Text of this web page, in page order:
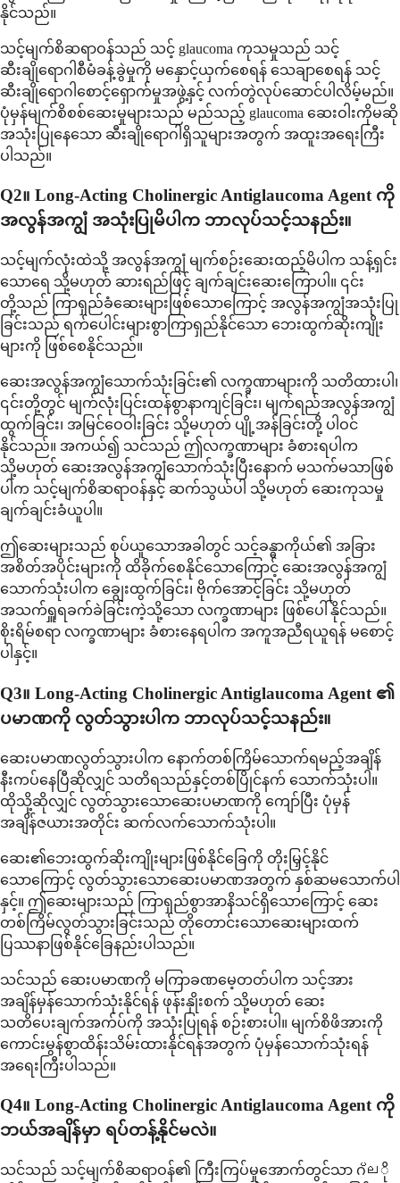
နိုင်သည်။
သင့်မျက်စိဆရာဝန်သည် သင့် glaucoma ကုသမှုသည် သင့်
ဆီးချိုရောဂါစီမံခန့်ခွဲမှုကို မနှောင့်ယှက်စေရန် သေချာစေရန် သင့်
ဆီးချိုရောဂါစောင့်ရှောက်မှုအဖွဲ့နှင့် လက်တွဲလုပ်ဆောင်ပါလိမ့်မည်။
ပုံမှန်မျက်စိစစ်ဆေးမှုများသည် မည်သည့် glaucoma ဆေးဝါးကိုမဆို
အသုံးပြုနေသော ဆီးချိုရောဂါရှိသူများအတွက် အထူးအရေးကြီး
ပါသည်။
Q2။ Long-Acting Cholinergic Antiglaucoma Agent ကို
အလွန်အကျွံ အသုံးပြုမိပါက ဘာလုပ်သင့်သနည်း။
သင့်မျက်လုံးထဲသို့ အလွန်အကျွံ မျက်စဉ်းဆေးထည့်မိပါက သန့်ရှင်း
သောရေ သို့မဟုတ် ဆားရည်ဖြင့် ချက်ချင်းဆေးကြောပါ။ ၎င်း
တို့သည် ကြာရှည်ခံဆေးများဖြစ်သောကြောင့် အလွန်အကျွံအသုံးပြု
ခြင်းသည် ရက်ပေါင်းများစွာကြာရှည်နိုင်သော ဘေးထွက်ဆိုးကျိုး
များကို ဖြစ်စေနိုင်သည်။
ဆေးအလွန်အကျွံသောက်သုံးခြင်း၏ လက္ခဏာများကို သတိထားပါ၊
၎င်းတို့တွင် မျက်လုံးပြင်းထန်စွာနာကျင်ခြင်း၊ မျက်ရည်အလွန်အကျွံ
ထွက်ခြင်း၊ အမြင်ဝေဝါးခြင်း သို့မဟုတ် ပျို့အန်ခြင်းတို့ ပါဝင်
နိုင်သည်။ အကယ်၍ သင်သည် ဤလက္ခဏာများ ခံစားရပါက
သို့မဟုတ် ဆေးအလွန်အကျွံသောက်သုံးပြီးနောက် မသက်မသာဖြစ်
ပါက သင့်မျက်စိဆရာဝန်နှင့် ဆက်သွယ်ပါ သို့မဟုတ် ဆေးကုသမှု
ချက်ချင်းခံယူပါ။
ဤဆေးများသည် စုပ်ယူသောအခါတွင် သင့်ခန္ဓာကိုယ်၏ အခြား
အစိတ်အပိုင်းများကို ထိခိုက်စေနိုင်သောကြောင့် ဆေးအလွန်အကျွံ
သောက်သုံးပါက ချွေးထွက်ခြင်း၊ ဗိုက်အောင့်ခြင်း သို့မဟုတ်
အသက်ရှူရခက်ခဲခြင်းကဲ့သို့သော လက္ခဏာများ ဖြစ်ပေါ်နိုင်သည်။
စိုးရိမ်စရာ လက္ခဏာများ ခံစားနေရပါက အကူအညီရယူရန် မစောင့်
ပါနှင့်။
Q3။ Long-Acting Cholinergic Antiglaucoma Agent ၏
ပမာဏကို လွတ်သွားပါက ဘာလုပ်သင့်သနည်း။
ဆေးပမာဏလွတ်သွားပါက နောက်တစ်ကြိမ်သောက်ရမည့်အချိန်
နီးကပ်နေပြီဆိုလျှင် သတိရသည်နှင့်တစ်ပြိုင်နက် သောက်သုံးပါ။
ထိုသို့ဆိုလျှင် လွတ်သွားသောဆေးပမာဏကို ကျော်ပြီး ပုံမှန်
အချိန်ဇယားအတိုင်း ဆက်လက်သောက်သုံးပါ။
ဆေး၏ဘေးထွက်ဆိုးကျိုးများဖြစ်နိုင်ခြေကို တိုးမြှင့်နိုင်
သောကြောင့် လွတ်သွားသောဆေးပမာဏအတွက် နှစ်ဆမသောက်ပါ
နှင့်။ ဤဆေးများသည် ကြာရှည်စွာအာနိသင်ရှိသောကြောင့် ဆေး
တစ်ကြိမ်လွတ်သွားခြင်းသည် တိုတောင်းသောဆေးများထက်
ပြဿနာဖြစ်နိုင်ခြေနည်းပါသည်။
သင်သည် ဆေးပမာဏကို မကြာခဏမေ့တတ်ပါက သင့်အား
အချိန်မှန်သောက်သုံးနိုင်ရန် ဖုန်းနှိုးစက် သို့မဟုတ် ဆေး
သတိပေးချက်အက်ပ်ကို အသုံးပြုရန် စဉ်းစားပါ။ မျက်စိဖိအားကို
ကောင်းမွန်စွာထိန်းသိမ်းထားနိုင်ရန်အတွက် ပုံမှန်သောက်သုံးရန်
အရေးကြီးပါသည်။
Q4။ Long-Acting Cholinergic Antiglaucoma Agent ကို
ဘယ်အချိန်မှာ ရပ်တန့်နိုင်မလဲ။
သင်သည် သင့်မျက်စိဆရာဝန်၏ ကြီးကြပ်မှုအောက်တွင်သာ ဂ്ലို